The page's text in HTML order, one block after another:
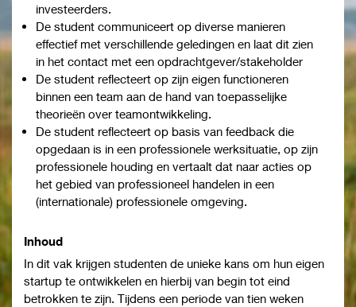
investeerders.
De student communiceert op diverse manieren
effectief met verschillende geledingen en laat dit zien
in het contact met een opdrachtgever/stakeholder
De student reflecteert op zijn eigen functioneren
binnen een team aan de hand van toepasselijke
theorieën over teamontwikkeling.
De student reflecteert op basis van feedback die
opgedaan is in een professionele werksituatie, op zijn
professionele houding en vertaalt dat naar acties op
het gebied van professioneel handelen in een
(internationale) professionele omgeving.
Inhoud
In dit vak krijgen studenten de unieke kans om hun eigen
startup te ontwikkelen en hierbij van begin tot eind
betrokken te zijn. Tijdens een periode van tien weken